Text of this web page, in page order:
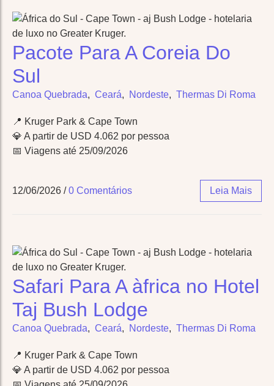
Ultra-Luxury Urban Hotel Stay
Helicopter or Seaplane Tours
Royal Palace & Castle Stays
Spa & Wellness Retreat
Wine & Vineyard Retreat
Ultra-Luxury Urban Hotel Stay
Helicopter or Seaplane Tours
Royal Palace & Castle Stays
Spa & Wellness Retreat
Wine & Vineyard Retreat
Pacote Para A Coreia Do
Sul
Canoa Quebrada, Ceará, Nordeste, Thermas Di Roma
📍 Kruger Park & Cape Town
💎 A partir de USD 4.062 por pessoa
📅 Viagens até 25/09/2026
12/06/2026 / 0 Comentários Leia Mais
Safari Para A àfrica no Hotel
Taj Bush Lodge
Canoa Quebrada, Ceará, Nordeste, Thermas Di Roma
📍 Kruger Park & Cape Town
💎 A partir de USD 4.062 por pessoa